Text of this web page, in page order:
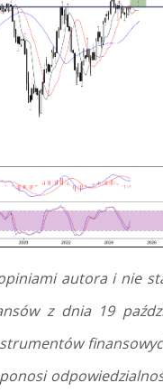
autora i nie
z dnia 19